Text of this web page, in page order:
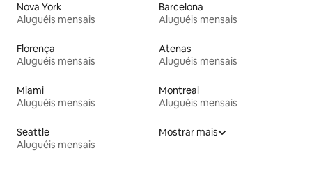
Nova York
Aluguéis mensais
Barcelona
Aluguéis mensais
Florença
Aluguéis mensais
Atenas
Aluguéis mensais
Miami
Aluguéis mensais
Montreal
Aluguéis mensais
Seattle
Aluguéis mensais
Mostrar mais